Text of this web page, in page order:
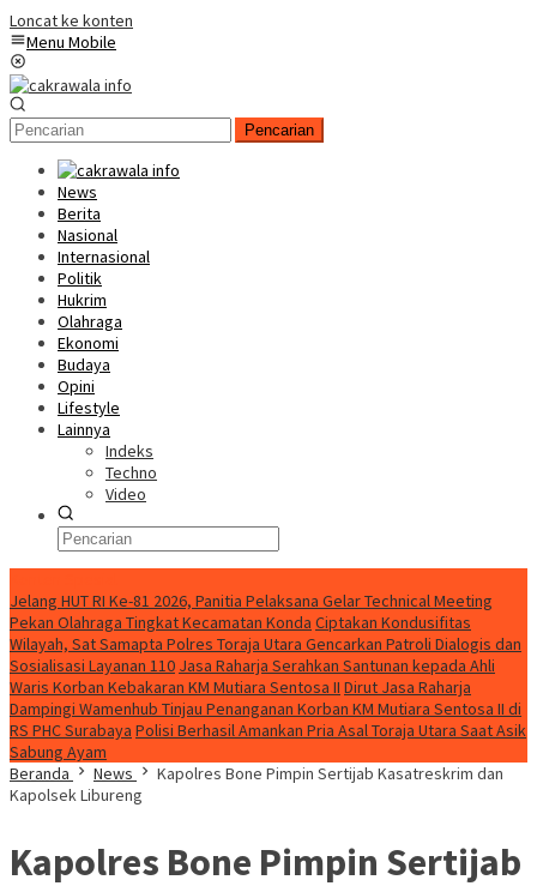
Loncat ke konten
Menu Mobile
Pencarian
News
Berita
Nasional
Internasional
Politik
Hukrim
Olahraga
Ekonomi
Budaya
Opini
Lifestyle
Lainnya
Indeks
Techno
Video
Jelang HUT RI Ke-81 2026, Panitia Pelaksana Gelar Technical Meeting
Pekan Olahraga Tingkat Kecamatan Konda Ciptakan Kondusifitas
Wilayah, Sat Samapta Polres Toraja Utara Gencarkan Patroli Dialogis dan
Sosialisasi Layanan 110 Jasa Raharja Serahkan Santunan kepada Ahli
Waris Korban Kebakaran KM Mutiara Sentosa II Dirut Jasa Raharja
Dampingi Wamenhub Tinjau Penanganan Korban KM Mutiara Sentosa II di
RS PHC Surabaya Polisi Berhasil Amankan Pria Asal Toraja Utara Saat Asik
Sabung Ayam
Beranda
News
Kapolres Bone Pimpin Sertijab Kasatreskrim dan
Kapolsek Libureng
Kapolres Bone Pimpin Sertijab